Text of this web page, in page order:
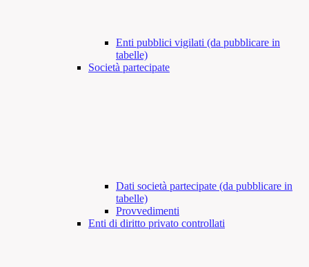
Enti pubblici vigilati (da pubblicare in
tabelle)
Società partecipate
Dati società partecipate (da pubblicare in
tabelle)
Provvedimenti
Enti di diritto privato controllati